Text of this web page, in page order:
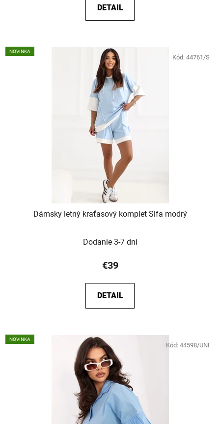
DETAIL
NOVINKA
Dámsky letný kraťasový komplet Sifa modrý
Dodanie 3-7 dní
€39
DETAIL
Kód: 44761/S
NOVINKA
Kód: 44598/UNI